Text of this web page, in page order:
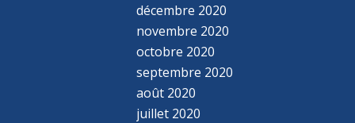
décembre 2020
novembre 2020
octobre 2020
septembre 2020
août 2020
juillet 2020